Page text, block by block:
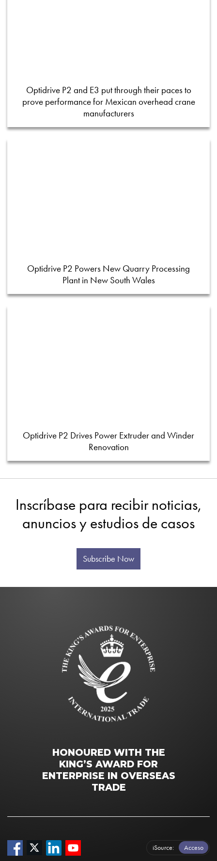
Optidrive P2 and E3 put through their paces to
prove performance for Mexican overhead crane
manufacturers
Optidrive P2 Powers New Quarry Processing
Plant in New South Wales
Optidrive P2 Drives Power Extruder and Winder
Renovation
Inscríbase para recibir noticias,
anuncios y estudios de casos
Subscribe Now
HONOURED WITH THE
KING’S AWARD FOR
ENTERPRISE IN OVERSEAS
TRADE
iSource Acceso